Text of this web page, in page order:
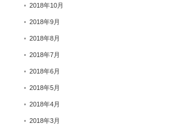
2018年10月
2018年9月
2018年8月
2018年7月
2018年6月
2018年5月
2018年4月
2018年3月